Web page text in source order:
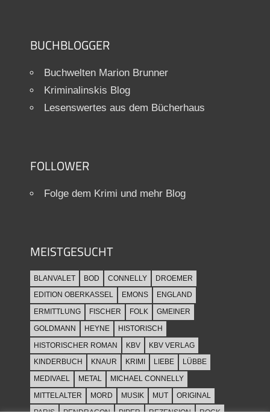
BUCHBLOGGER
Buchwelten Marion Brunner
Kriminalinskis Blog
Lesenswertes aus dem Bücherhaus
FOLLOWER
Folge dem Krimi und mehr Blog
MEISTGESUCHT
BLANVALET BOD CONNELLY
DROEMER
EDITION OBERKASSEL
EMONS
ENGLAND
ERMITTLUNG
FISCHER FOLK
GMEINER
GOLDMANN
HEYNE
HISTORISCH
HISTORISCHER ROMAN
KBV
KBV VERLAG
KINDERBUCH
KNAUR KRIMI LIEBE
LÜBBE
MEDIVAEL
METAL
MICHAEL CONNELLY
MITTELALTER
MORD MUSIK MUT
ORIGINAL